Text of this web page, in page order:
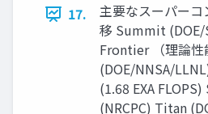
17.
主要なスーパー
移 Summit (DOE/
Frontier （理論性
(DOE/NNSA/
(1.68 EXA
(NRCPC) Titan